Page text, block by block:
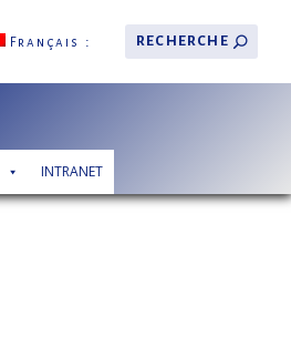
Français
INTRANET